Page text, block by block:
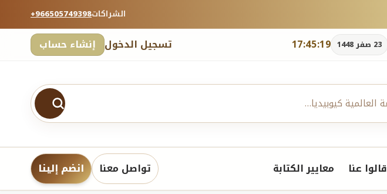
+966505749398الشراكات
تسجيل الدخول إنشاء حساب 17:45:20 23 صفر 1448
قالوا عنا معايير الكتابة تواصل معنا انضم إلينا